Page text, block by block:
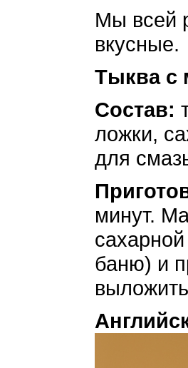
Мы всей
вкусные.
Тыква с
Состав:
ложки,
для
минут.
баню) и